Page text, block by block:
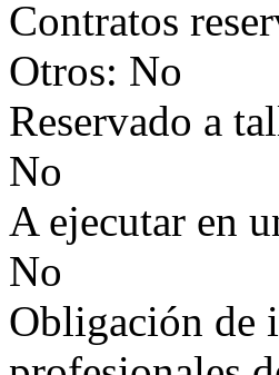
Contratos
Otros: No
Reservado a
No
A ejecutar en
No
Obligación de